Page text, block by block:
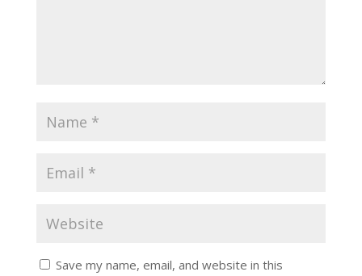
Save my name, email, and website in this